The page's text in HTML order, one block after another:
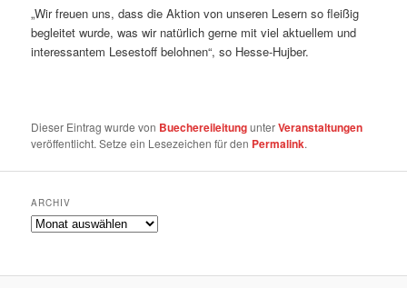
„Wir freuen uns, dass die Aktion von unseren Lesern so fleißig
begleitet wurde, was wir natürlich gerne mit viel aktuellem und
interessantem Lesestoff belohnen“, so Hesse-Hujber.
Dieser Eintrag wurde von BuechereileitungunterVeranstaltungen
veröffentlicht. Setze ein Lesezeichen für den Permalink.
ARCHIV
Archiv